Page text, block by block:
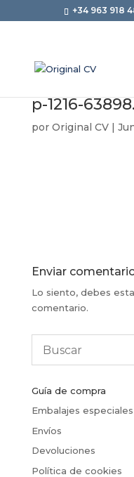
+34 963 918
p-1216-
por Original CV|
Enviar
Lo siento, debes
comentario.
Guía de compra
Embalajes
Envíos
Devoluciones
Política de cookies